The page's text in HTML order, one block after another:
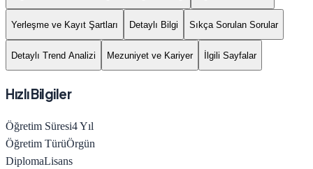
Yerleşme ve Kayıt Şartları Detaylı Bilgi Sıkça Sorulan Sorular
Detaylı Trend Analizi Mezuniyet ve Kariyer İlgili Sayfalar
Hızlı Bilgiler
Öğretim Süresi4Yıl
Öğretim TürüÖrgün
DiplomaLisans